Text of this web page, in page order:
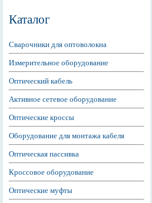
Каталог
Сварочники для оптоволокна
Измерительное оборудование
Оптический кабель
Активное сетевое оборудование
Оптические кроссы
Оборудование для монтажа кабеля
Оптическая пассивка
Кроссовое оборудование
Оптические муфты